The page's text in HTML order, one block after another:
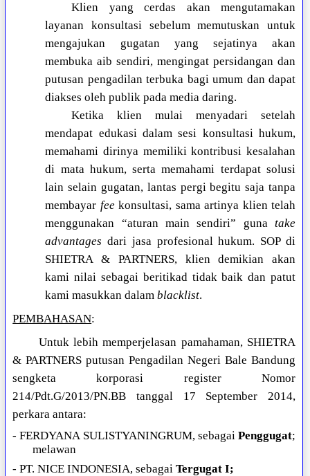
Klien yang cerdas akan mengutamakan
layanan konsultasi sebelum memutuskan untuk
mengajukan gugatan yang sejatinya akan
membuka aib sendiri, mengingat persidangan dan
putusan pengadilan terbuka bagi umum dan dapat
diakses oleh publik pada media daring.
Ketika klien mulai menyadari setelah
mendapat edukasi dalam sesi konsultasi hukum,
memahami dirinya memiliki kontribusi kesalahan
di mata hukum, serta memahami terdapat solusi
lain selain gugatan, lantas pergi begitu saja tanpa
membayar feekonsultasi, sama artinya klien telah
menggunakan “aturan main sendiri” guna take
advantages dari jasa profesional hukum. SOP di
SHIETRA & PARTNERS, klien demikian akan
kami nilai sebagai beritikad tidak baik dan patut
kami masukkan dalamblacklist.
PEMBAHASAN:
Untuk lebih memperjelasan pamahaman, SHIETRA
& PARTNERS putusan Pengadilan Negeri Bale Bandung
sengketa korporasi register Nomor
214/Pdt.G/2013/PN.BB tanggal 17 September 2014,
perkara antara:
- FERDYANA SULISTYANINGRUM, sebagai Penggugat;
melawan
- PT. NICE INDONESIA, sebagaiTergugat I;